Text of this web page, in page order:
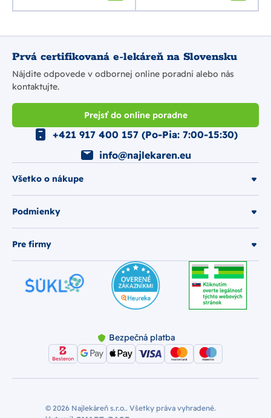
Prvá certifikovaná e-lekáreň na Slovensku
Nájdite odpovede v odbornej online poradni alebo nás
kontaktujte.
Prejsť do online poradne
Všetko o nákupe
Podmienky
Pre firmy
+421 917 400 157 (Po-Pia: 7:00-15:30)
info@najlekaren.eu
Bezpečná platba
© 2026 Najlekáreň s.r.o.. Všetky práva vyhradené.